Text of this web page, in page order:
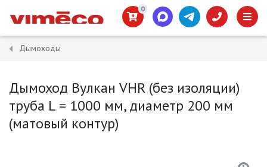
0
Дымоходы
Дымоход Вулкан VHR (без изоляции)
труба L = 1000 мм, диаметр 200 мм
(матовый контур)